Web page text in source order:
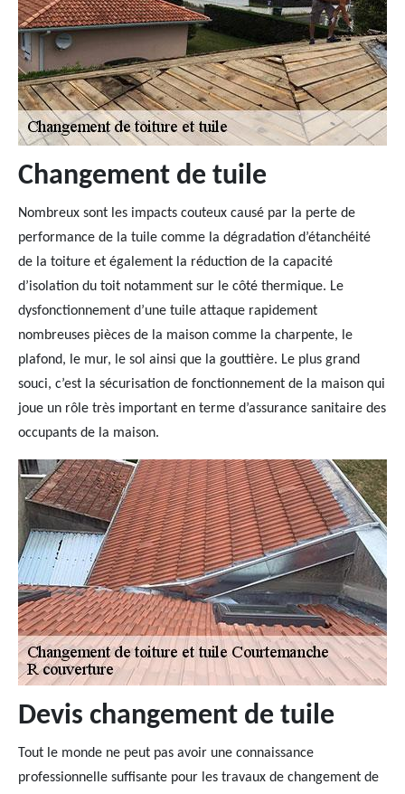
Changement de tuile
Nombreux sont les impacts couteux causé par la perte de
performance de la tuile comme la dégradation d’étanchéité
de la toiture et également la réduction de la capacité
d’isolation du toit notamment sur le côté thermique. Le
dysfonctionnement d’une tuile attaque rapidement
nombreuses pièces de la maison comme la charpente, le
plafond, le mur, le sol ainsi que la gouttière. Le plus grand
souci, c’est la sécurisation de fonctionnement de la maison qui
joue un rôle très important en terme d’assurance sanitaire des
occupants de la maison.
Devis changement de tuile
Tout le monde ne peut pas avoir une connaissance
professionnelle suffisante pour les travaux de changement de